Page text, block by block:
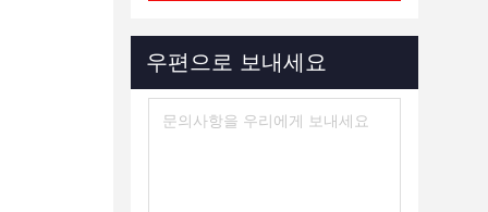
우편으로 보내세요